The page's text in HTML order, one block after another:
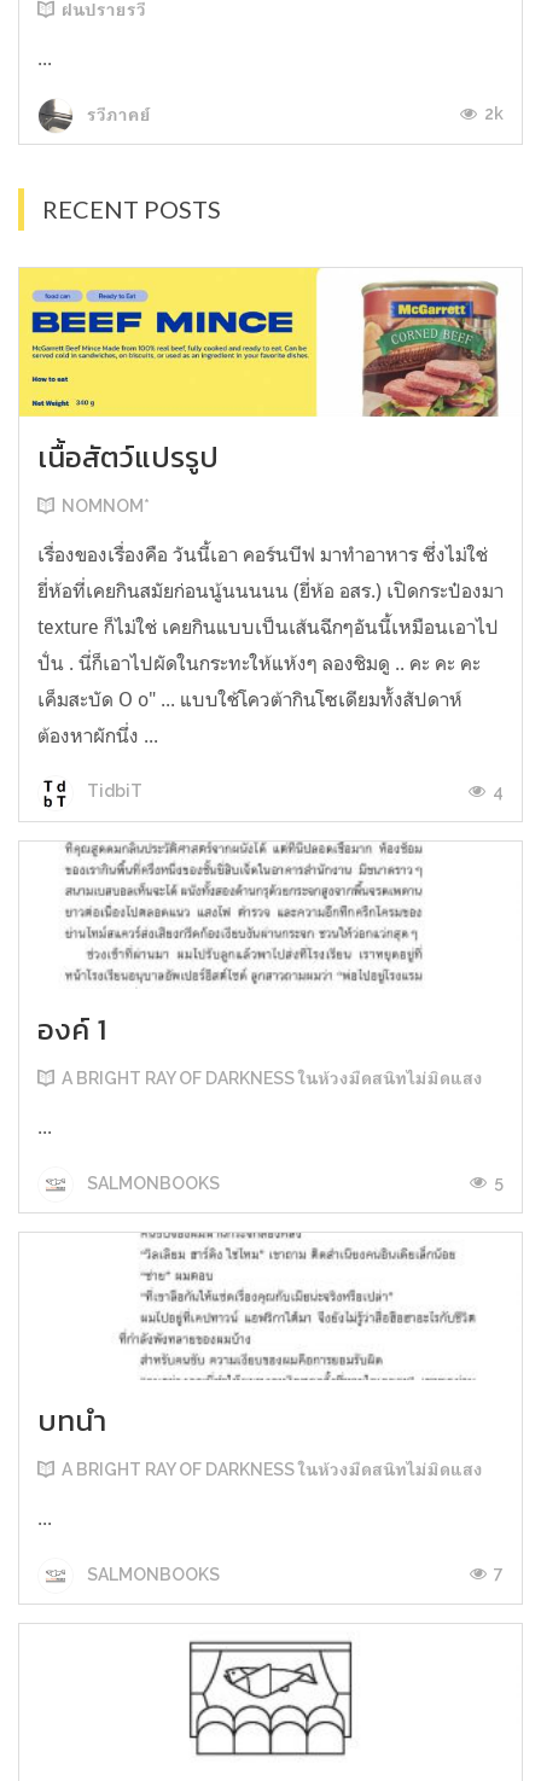
ฝนปรายรวี
...
รวีภาคย์ 2k
RECENT POSTS
เนื้อสัตว์แปรรูป
NOMNOM*
เรื่องของเรื่องคือ วันนี้เอา คอร์นบีฟ มาทำอาหาร ซึ่งไม่ใช่
ยี่ห้อที่เคยกินสมัยก่อนนู้นนนนน (ยี่ห้อ อสร.) เปิดกระป๋องมา
texture ก็ไม่ใช่ เคยกินแบบเป็นเส้นฉีกๆอันนี้เหมือนเอาไป
ปั่น . นี่ก็เอาไปผัดในกระทะให้แห้งๆ ลองชิมดู .. คะ คะ คะ
เค็มสะบัด O o" ... แบบใช้โควต้ากินโซเดียมทั้งสัปดาห์
ต้องหาผักนึ่ง ...
TidbiT 4
องค์ 1
A BRIGHT RAY OF DARKNESS ในห้วงมืดสนิทไม่มิดแสง
...
SALMONBOOKS 5
บทนำ
A BRIGHT RAY OF DARKNESS ในห้วงมืดสนิทไม่มิดแสง
...
SALMONBOOKS 7